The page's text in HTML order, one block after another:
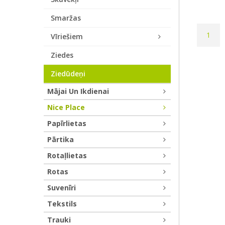
1
Smaržas
Vīriešiem
Ziedes
Ziedūdeņi
Mājai Un Ikdienai
Nice Place
Papīrlietas
Pārtika
Rotaļlietas
Rotas
Suvenīri
Tekstils
Trauki